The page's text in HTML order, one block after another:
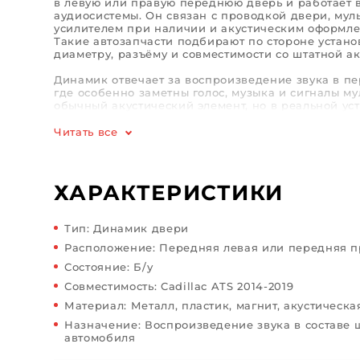
в левую или правую переднюю дверь и работает
аудиосистемы. Он связан с проводкой двери,
усилителем при наличии и акустическим
Такие автозапчасти подбирают по стороне
диаметру, разъёму и совместимости со штатной
Динамик отвечает за воспроизведение звука в
где особенно заметны голос, музыка и сигналы
обычный акустический элемент, но в реальной
Автозапчасти этой группы часто нужны после
дребезгом на низких частотах или нестабильной
стороны аудиосистемы. Перед установкой важно
параметрами штатной акустики.
Используется для восстановления звука в
двери Cadillac ATS 2014–2019 годов без
Корректно подобранный динамик возвращает
убирает лишний дребезг и помогает сохранить
аудиосистемы автомобиля.
Читать все
ХАРАКТЕРИСТИКИ
Тип: Динамик двери
Расположение: Передняя левая или передняя
Состояние: Б/у
Совместимость: Cadillac ATS 2014-2019
Материал: Металл, пластик, магнит,
Назначение: Воспроизведение звука в составе
автомобиля